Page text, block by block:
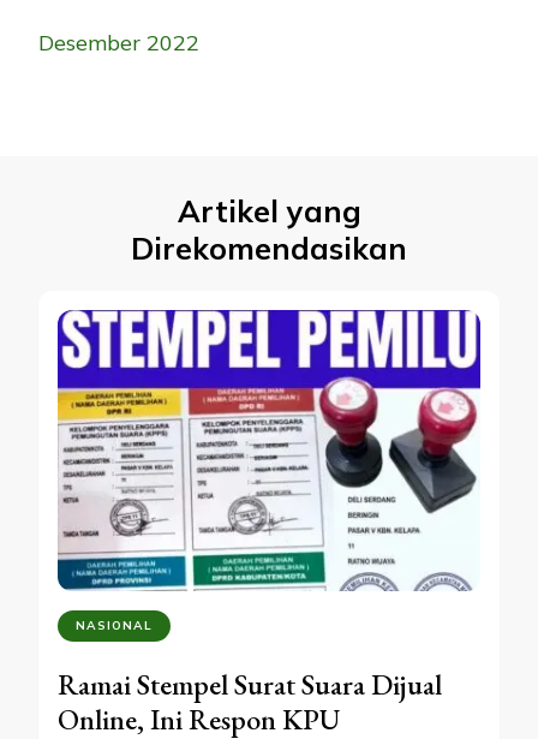
Desember 2022
Artikel yang
Direkomendasikan
NASIONAL
Ramai Stempel Surat Suara Dijual
Online, Ini Respon KPU